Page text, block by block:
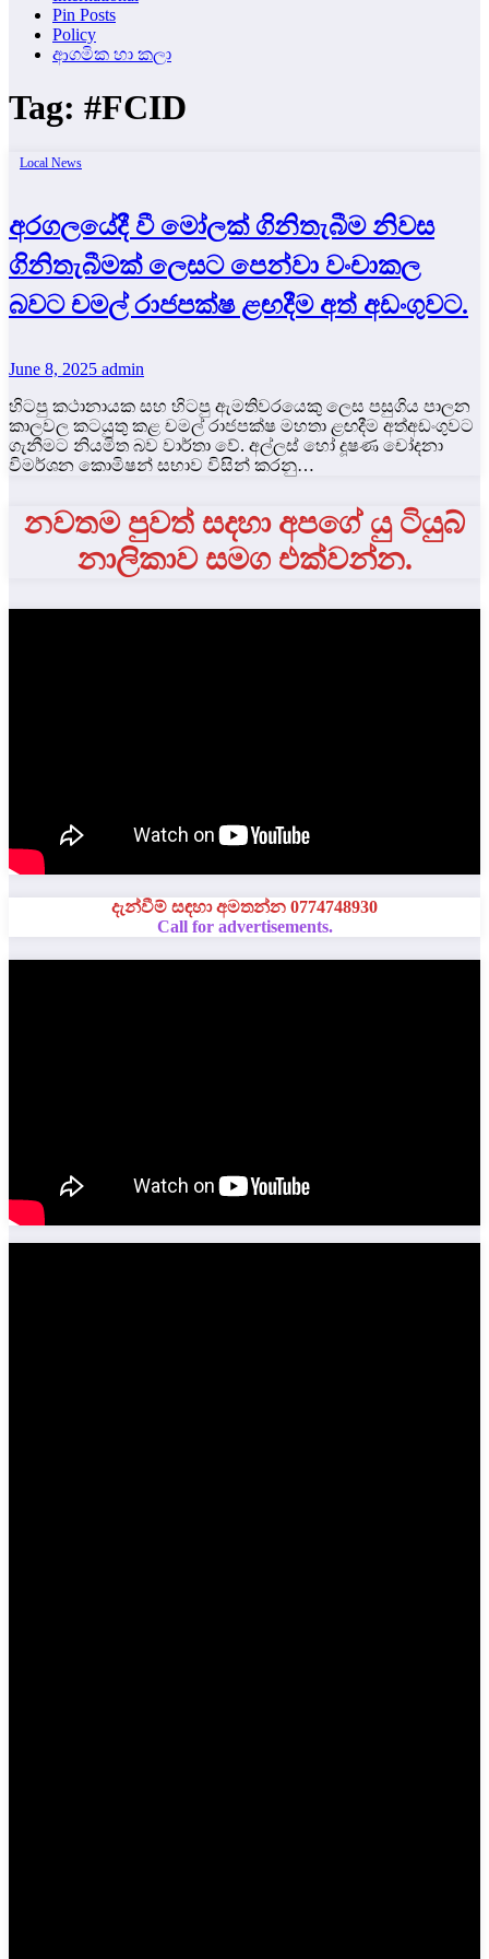
Pin Posts
Policy
ආගමික හා කලා
Tag: #FCID
Local News
අරගලයේදී වී මෝලක් ගිනිතැබීම නිවස
ගිනිතැබීමක් ලෙසට පෙන්වා වංචාකල
බවට චමල් රාජපක්ෂ ළඟදීම අත් අඩංගුවට.
June 8, 2025 admin
හිටපු කථානායක සහ හිටපු ඇමතිවරයෙකු ලෙස පසුගිය පාලන
කාලවල කටයුතු කළ චමල් රාජපක්ෂ මහතා ළඟදීම අත්අඩංගුවට
ගැනීමට නියමිත බව වාර්තා වේ. අල්ලස් හෝ දූෂණ චෝදනා
විමර්ශන කොමිෂන් සභාව විසින් කරනු…
නවතම පුවත් සදහා අපගේ යු ටියුබ්
නාලිකාව සමග එක්වන්න.
දැන්වීම් සඳහා අමතන්න 0774748930
Call for advertisements.